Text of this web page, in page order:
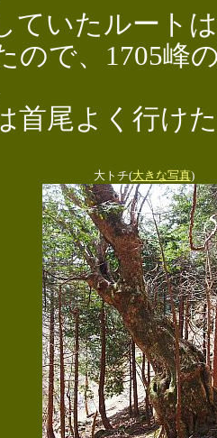
いたルート
ので、1705峰
首尾よく行け
大トチ(大きな写真)